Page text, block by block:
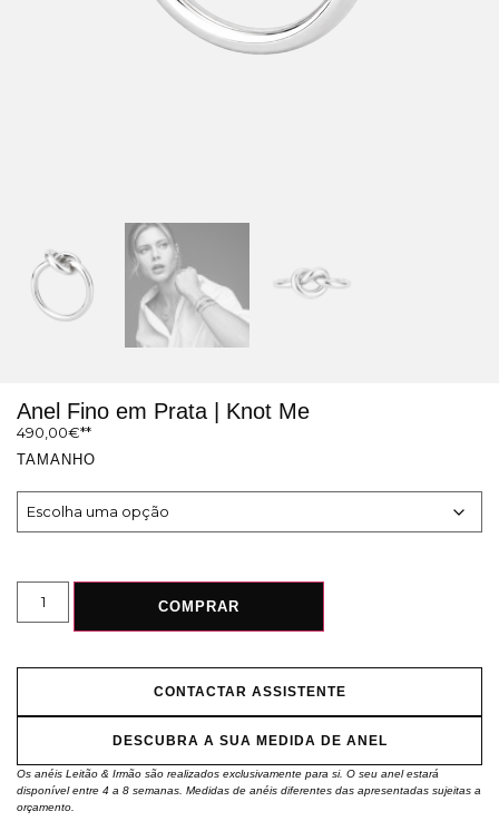
Anel Fino em Prata | Knot Me
490,00€
TAMANHO
COMPRAR
CONTACTAR ASSISTENTE
DESCUBRA A SUA MEDIDA DE ANEL
Os anéis Leitão & Irmão são realizados exclusivamente para si. O seu anel estará
disponível entre 4 a 8 semanas. Medidas de anéis diferentes das apresentadas sujeitas a
orçamento.